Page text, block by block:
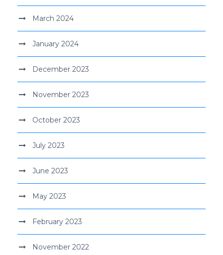
March 2024
January 2024
December 2023
November 2023
October 2023
July 2023
June 2023
May 2023
February 2023
November 2022